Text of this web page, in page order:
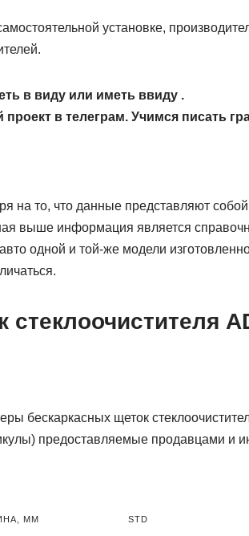
установке,
в виду или иметь ввиду .
в телеграм. Учимся писать
на то, что данные представляют
выше информация является
одной и той-же модели
бескаркасных щеток
предоставляемые продавцами и
ММ STD